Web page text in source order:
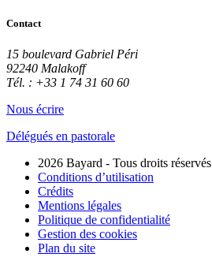
Contact
15 boulevard Gabriel Péri
92240 Malakoff
Tél. : +33 1 74 31 60 60
Nous écrire
Délégués en pastorale
2026 Bayard - Tous droits réservés
Conditions d’utilisation
Crédits
Mentions légales
Politique de confidentialité
Gestion des cookies
Plan du site